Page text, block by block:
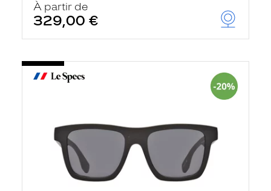
À partir de
329,00 €